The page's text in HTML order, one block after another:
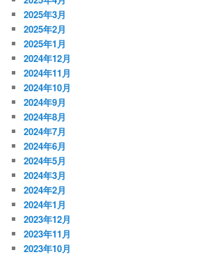
2025年3月
2025年2月
2025年1月
2024年12月
2024年11月
2024年10月
2024年9月
2024年8月
2024年7月
2024年6月
2024年5月
2024年3月
2024年2月
2024年1月
2023年12月
2023年11月
2023年10月